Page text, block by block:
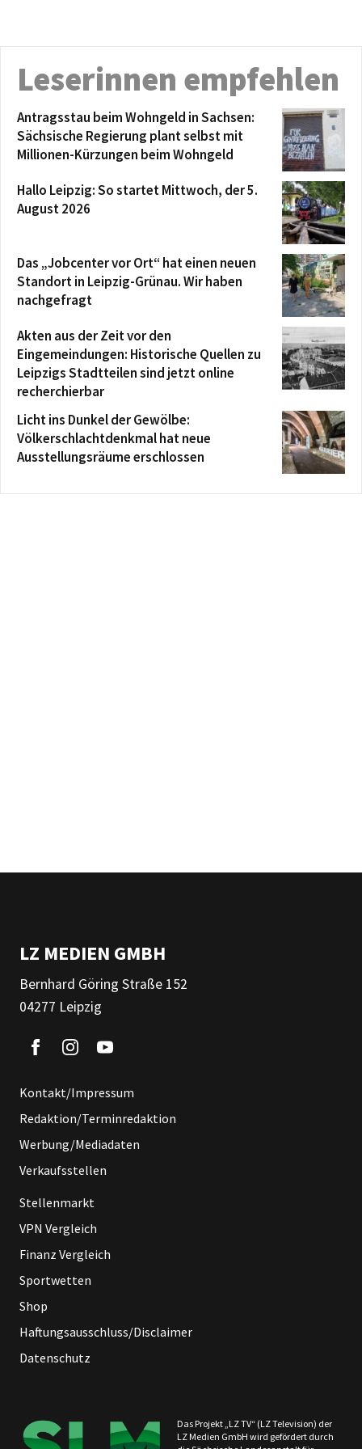
Leserinnen empfehlen
Antragsstau beim Wohngeld in Sachsen:
Sächsische Regierung plant selbst mit
Millionen-Kürzungen beim Wohngeld
Hallo Leipzig: So startet Mittwoch, der 5.
August 2026
Das „Jobcenter vor Ort“ hat einen neuen
Standort in Leipzig-Grünau. Wir haben
nachgefragt
Akten aus der Zeit vor den
Eingemeindungen: Historische Quellen zu
Leipzigs Stadtteilen sind jetzt online
recherchierbar
Licht ins Dunkel der Gewölbe:
Völkerschlachtdenkmal hat neue
Ausstellungsräume erschlossen
LZ MEDIEN GMBH
Bernhard Göring Straße 152
04277 Leipzig
Kontakt/Impressum
Redaktion/Terminredaktion
Werbung/Mediadaten
Verkaufsstellen
Stellenmarkt
VPN Vergleich
Finanz Vergleich
Sportwetten
Shop
Haftungsausschluss/Disclaimer
Datenschutz
Das Projekt „LZ TV“ (LZ Television) der
LZ Medien GmbH wird gefördert durch